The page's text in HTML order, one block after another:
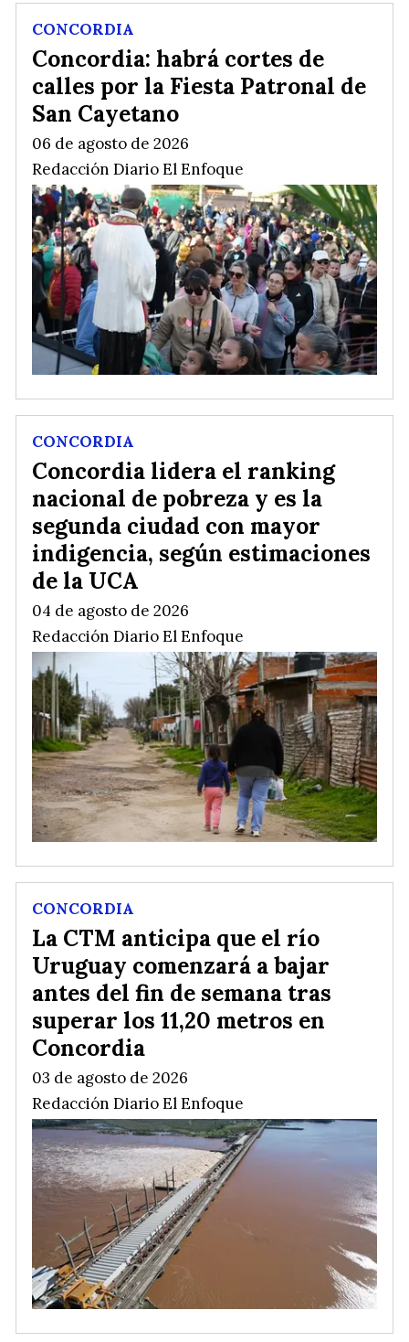
Concordia: habrá cortes de
calles por la Fiesta Patronal de
San Cayetano
Redacción Diario El Enfoque
CONCORDIA
06 de agosto de 2026
Concordia lidera el ranking
nacional de pobreza y es la
segunda ciudad con mayor
indigencia, según estimaciones
de la UCA
Redacción Diario El Enfoque
CONCORDIA
04 de agosto de 2026
La CTM anticipa que el río
Uruguay comenzará a bajar
antes del fin de semana tras
superar los 11,20 metros en
Concordia
Redacción Diario El Enfoque
CONCORDIA
03 de agosto de 2026